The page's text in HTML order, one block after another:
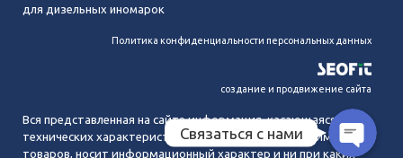
для дизельных иномарок
Политика конфиденциальности персональных данных
создание и продвижение сайта
Вся представленная на сайте информация, касающаяся
технических характеристик, наличия на складе, стоимости
товаров, носит информационный характер и ни при каких
Связаться с нами